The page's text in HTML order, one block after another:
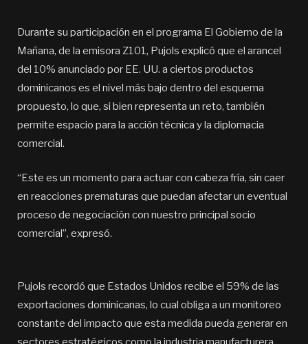
Durante su participación en el programa El Gobierno de la
Mañana, de la emisora Z101, Pujols explicó que el arancel
del 10% anunciado por EE. UU. a ciertos productos
dominicanos es el nivel más bajo dentro del esquema
propuesto, lo que, si bien representa un reto, también
permite espacio para la acción técnica y la diplomacia
comercial.
“Este es un momento para actuar con cabeza fría, sin caer
en reacciones prematuras que puedan afectar un eventual
proceso de negociación con nuestro principal socio
comercial”, expresó.
Pujols recordó que Estados Unidos recibe el 59% de las
exportaciones dominicanas, lo cual obliga a un monitoreo
constante del impacto que esta medida pueda generar en